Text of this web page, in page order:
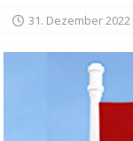
31. Dezember 2022